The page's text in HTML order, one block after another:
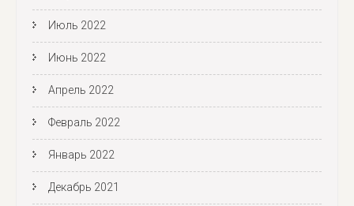
Июль 2022
Июнь 2022
Апрель 2022
Февраль 2022
Январь 2022
Декабрь 2021